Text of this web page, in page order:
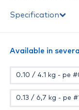
dobástávolság
széles
Tulajdonságok
Kiszerelés: 150
Specification
Available in
0.10 / 4.1 kg - pe
0.13 / 6,7 kg - pe